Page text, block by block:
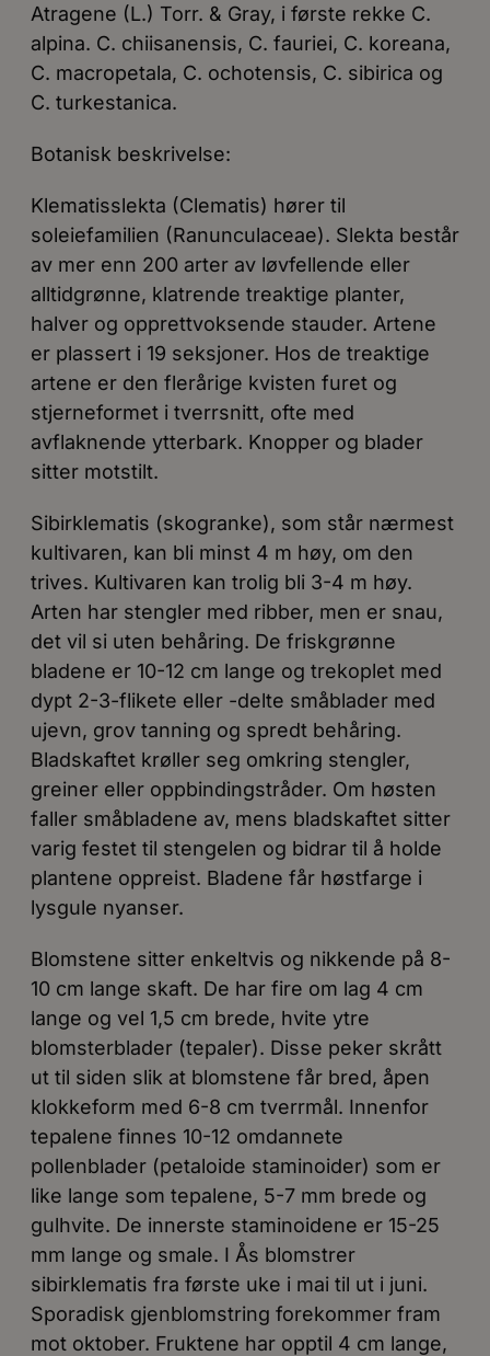
Atragene (L.) Torr. & Gray, i første rekke C.
alpina. C. chiisanensis, C. fauriei, C. koreana,
C. macropetala, C. ochotensis, C. sibirica og
C. turkestanica.
Botanisk beskrivelse:
Klematisslekta (Clematis) hører til
soleiefamilien (Ranunculaceae). Slekta består
av mer enn 200 arter av løvfellende eller
alltidgrønne, klatrende treaktige planter,
halver og opprettvoksende stauder. Artene
er plassert i 19 seksjoner. Hos de treaktige
artene er den flerårige kvisten furet og
stjerneformet i tverrsnitt, ofte med
avflaknende ytterbark. Knopper og blader
sitter motstilt.
Sibirklematis (skogranke), som står nærmest
kultivaren, kan bli minst 4 m høy, om den
trives. Kultivaren kan trolig bli 3-4 m høy.
Arten har stengler med ribber, men er snau,
det vil si uten behåring. De friskgrønne
bladene er 10-12 cm lange og trekoplet med
dypt 2-3-flikete eller -delte småblader med
ujevn, grov tanning og spredt behåring.
Bladskaftet krøller seg omkring stengler,
greiner eller oppbindingstråder. Om høsten
faller småbladene av, mens bladskaftet sitter
varig festet til stengelen og bidrar til å holde
plantene oppreist. Bladene får høstfarge i
lysgule nyanser.
Blomstene sitter enkeltvis og nikkende på 8-
10 cm lange skaft. De har fire om lag 4 cm
lange og vel 1,5 cm brede, hvite ytre
blomsterblader (tepaler). Disse peker skrått
ut til siden slik at blomstene får bred, åpen
klokkeform med 6-8 cm tverrmål. Innenfor
tepalene finnes 10-12 omdannete
pollenblader (petaloide staminoider) som er
like lange som tepalene, 5-7 mm brede og
gulhvite. De innerste staminoidene er 15-25
mm lange og smale. I Ås blomstrer
sibirklematis fra første uke i mai til ut i juni.
Sporadisk gjenblomstring forekommer fram
mot oktober. Fruktene har opptil 4 cm lange,